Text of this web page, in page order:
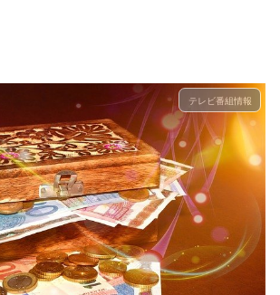
テレビ番組情報